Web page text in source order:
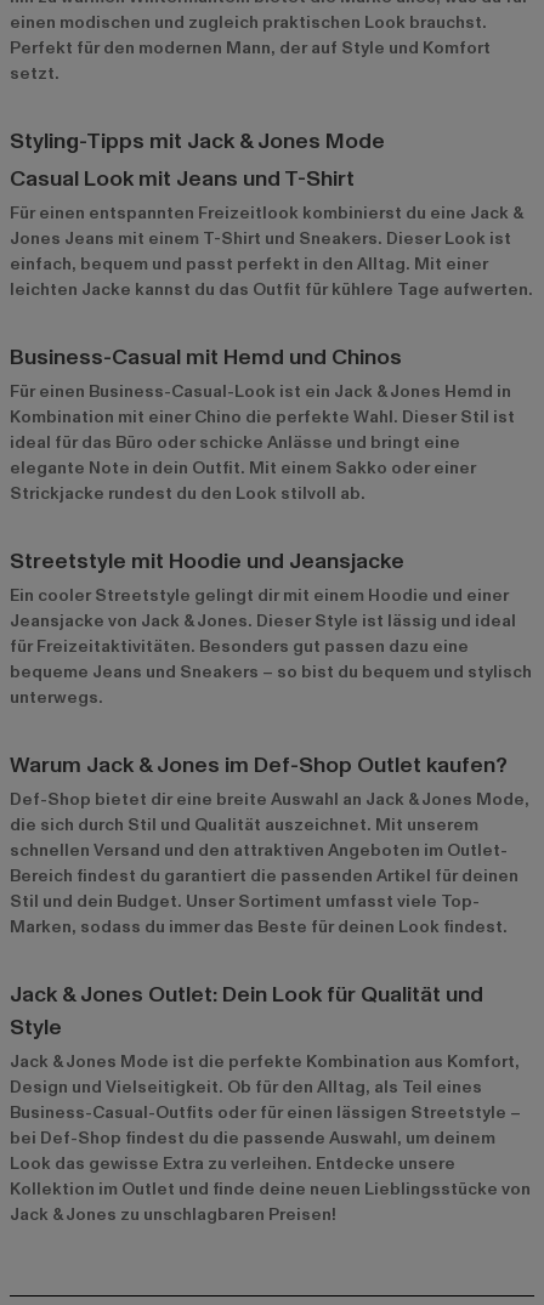
einen modischen und zugleich praktischen Look brauchst.
Perfekt für den modernen Mann, der auf Style und Komfort
setzt.
Styling-Tipps mit Jack & Jones Mode
Casual Look mit Jeans und T-Shirt
Für einen entspannten Freizeitlook kombinierst du eine Jack &
Jones Jeans mit einem T-Shirt und Sneakers. Dieser Look ist
einfach, bequem und passt perfekt in den Alltag. Mit einer
leichten Jacke kannst du das Outfit für kühlere Tage aufwerten.
Business-Casual mit Hemd und Chinos
Für einen Business-Casual-Look ist ein Jack & Jones Hemd in
Kombination mit einer Chino die perfekte Wahl. Dieser Stil ist
ideal für das Büro oder schicke Anlässe und bringt eine
elegante Note in dein Outfit. Mit einem Sakko oder einer
Strickjacke rundest du den Look stilvoll ab.
Streetstyle mit Hoodie und Jeansjacke
Ein cooler Streetstyle gelingt dir mit einem Hoodie und einer
Jeansjacke von Jack & Jones. Dieser Style ist lässig und ideal
für Freizeitaktivitäten. Besonders gut passen dazu eine
bequeme Jeans und Sneakers – so bist du bequem und stylisch
unterwegs.
Warum Jack & Jones im Def-Shop Outlet kaufen?
Def-Shop bietet dir eine breite Auswahl an Jack & Jones Mode,
die sich durch Stil und Qualität auszeichnet. Mit unserem
schnellen Versand und den attraktiven Angeboten im Outlet-
Bereich findest du garantiert die passenden Artikel für deinen
Stil und dein Budget. Unser Sortiment umfasst viele Top-
Marken, sodass du immer das Beste für deinen Look findest.
Jack & Jones Outlet: Dein Look für Qualität und
Style
Jack & Jones Mode ist die perfekte Kombination aus Komfort,
Design und Vielseitigkeit. Ob für den Alltag, als Teil eines
Business-Casual-Outfits oder für einen lässigen Streetstyle –
bei Def-Shop findest du die passende Auswahl, um deinem
Look das gewisse Extra zu verleihen. Entdecke unsere
Kollektion im Outlet und finde deine neuen Lieblingsstücke von
Jack & Jones zu unschlagbaren Preisen!